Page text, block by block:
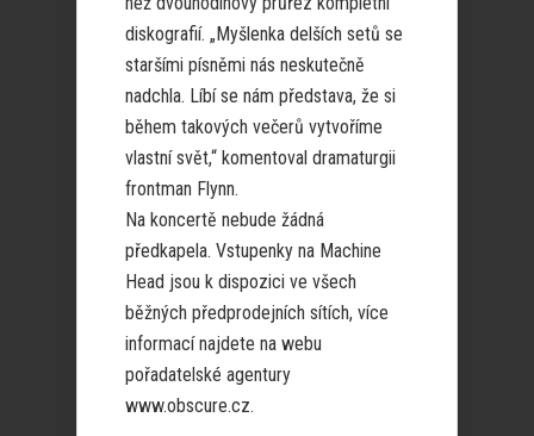
diskografií. „Myšlenka delších setů se
staršími písněmi nás neskutečně
nadchla. Líbí se nám představa, že si
během takových večerů vytvoříme
vlastní svět,“ komentoval dramaturgii
frontman Flynn.
Na koncertě nebude žádná
předkapela. Vstupenky na Machine
Head jsou k dispozici ve všech
běžných předprodejních sítích, více
informací najdete na webu
pořadatelské agentury
www.obscure.cz.